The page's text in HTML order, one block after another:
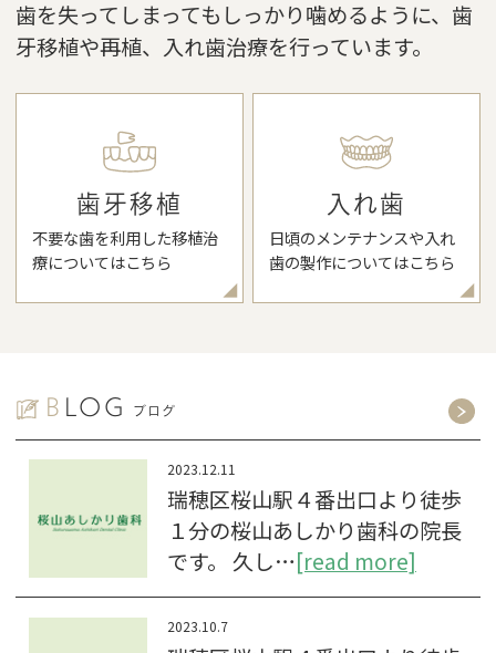
歯を失ってしまってもしっかり噛めるように、歯
牙移植や再植、入れ歯治療を行っています。
歯牙移植
不要な歯を利用した移植治
療についてはこちら
入れ歯
日頃のメンテナンスや入れ
歯の製作についてはこちら
B LOG ブログ
2023.12.11
瑞穂区桜山駅４番出口より徒歩
１分の桜山あしかり歯科の院長
です。 久し…[read more]
2023.10.7